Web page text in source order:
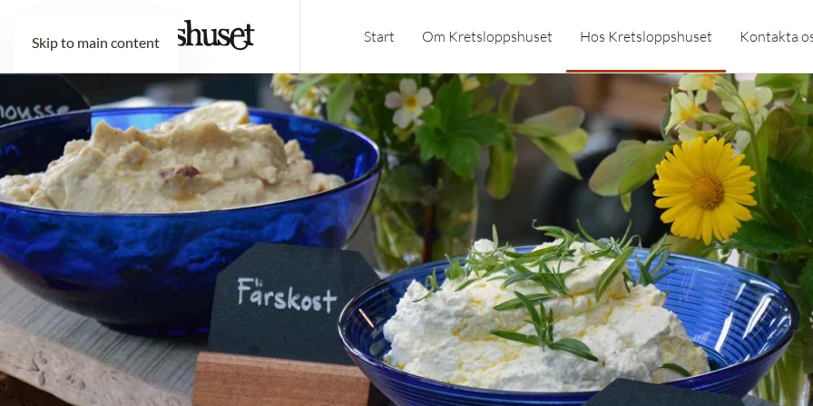
Skip to main content Start Om Kretsloppshuset Hos Kretsloppshuset Kontakta